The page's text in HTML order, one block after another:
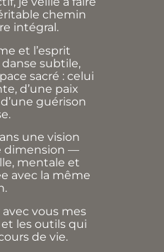
chemin
intégral.
et l’esprit
subtile,
sacré : celui
d’une paix
guérison
une vision
dimension —
mentale et
avec la même
vous mes
les outils qui
de vie.